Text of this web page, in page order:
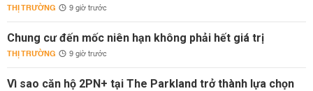
THỊ TRƯỜNG 9 giờ trước
Chung cư đến mốc niên hạn không phải hết giá trị
THỊ TRƯỜNG 9 giờ trước
Vì sao căn hộ 2PN+ tại The Parkland trở thành lựa chọn